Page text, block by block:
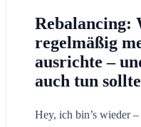
Rebalancing:
regelmäßig
ausrichte –
auch tun
Hey, ich bin’s wieder